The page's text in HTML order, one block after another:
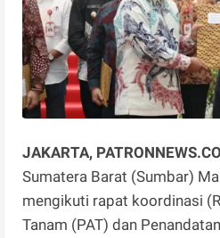
JAKARTA,
Sumatera Barat (Sumbar)
mengikuti rapat koordinasi
Tanam (PAT) dan